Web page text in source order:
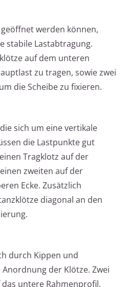
werden können,
stabile Lastabtragung.
auf dem unteren
zu tragen, sowie zwei
die Scheibe zu fixieren.
sich um eine vertikale
die Lastpunkte gut
Tragklotz auf der
zweiten auf der
Ecke. Zusätzlich
diagonal an den
durch Kippen und
der Klötze. Zwei
untere Rahmenprofil,